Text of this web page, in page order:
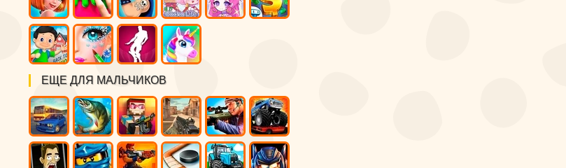
ЕЩЕ ДЛЯ МАЛЬЧИКОВ